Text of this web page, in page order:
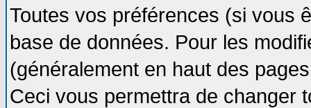
Toutes vos préférences (si vous
base de données. Pour les
(généralement en haut des
Ceci vous permettra de changer